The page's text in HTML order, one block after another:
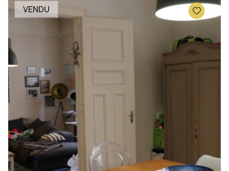
VENDU